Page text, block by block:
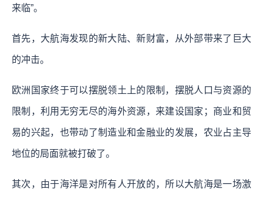
来临”。
首先，大航海发现的新大陆、新财富，从外部带来了巨大
的冲击。
欧洲国家终于可以摆脱领土上的限制，摆脱人口与资源的
限制，利用无穷无尽的海外资源，来建设国家；商业和贸
易的兴起，也带动了制造业和金融业的发展，农业占主导
地位的局面就被打破了。
其次，由于海洋是对所有人开放的，所以大航海是一场激